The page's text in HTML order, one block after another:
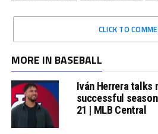
CLICK TO
MORE IN BASEBALL
Iván Herrera talks
successful
21 | MLB Central